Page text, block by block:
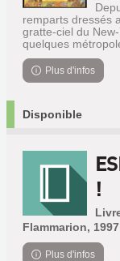
remparts dressés
gratte-ciel du
quelques
Plus d'infos
Disponible
!
Flammarion,
Plus d'infos